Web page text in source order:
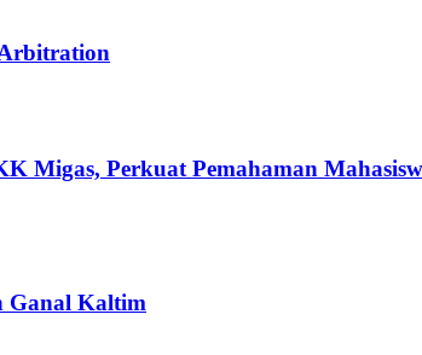
Migas, Perkuat Pemahaman
Ganal Kaltim